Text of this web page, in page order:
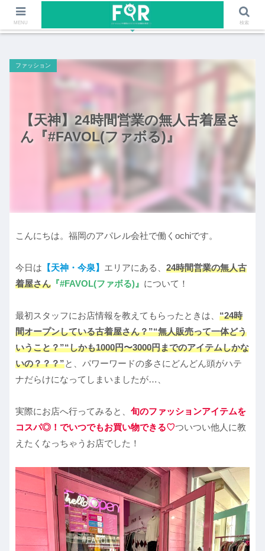
ファッションや福岡のワクワクする情報を発信！！
【天神】24時間営業の無人古着屋さ
ん『#FAVOL(ファボる)』
ファッション
こんにちは。福岡のアパレル会社で働くochiです。
今日は 【天神・今泉】 エリアにある、 24時間営業の無人古
着屋さん 『#FAVOL(ファボる)』 について！
最初スタッフにお店情報を教えてもらったときは、 “24時
間オープンしている古着屋さん？”“無人販売って一体どう
いうこと？”“しかも1000円〜3000円までのアイテムしかな
いの？？？”と、パワーワードの多さにどんどん頭がハテ
ナだらけになってしまいましたが…、
実際にお店へ行ってみると、 旬のファッションアイテムを
コスパ◎！でいつでもお買い物できる♡ついつい他人に教
えたくなっちゃうお店でした！
MENU 検索